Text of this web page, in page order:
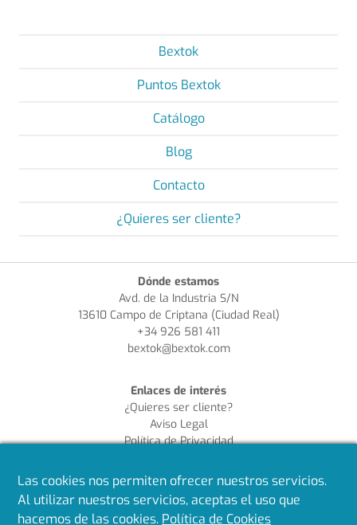
Bextok
Puntos Bextok
Catálogo
Blog
Contacto
¿Quieres ser cliente?
Dónde estamos
Avd. de la Industria S/N
13610 Campo de Criptana (Ciudad Real)
+34 926 581 411
bextok@bextok.com
Enlaces de interés
¿Quieres ser cliente?
Aviso Legal
Política de Privacidad
Política de Calidad
Síguenos en redes
Las cookies nos permiten ofrecer nuestros servicios.
Al utilizar nuestros servicios, aceptas el uso que
hacemos de las cookies. Política de Cookies